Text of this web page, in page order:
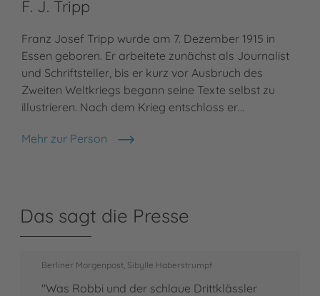
F. J. Tripp
Franz Josef Tripp wurde am 7. Dezember 1915 in
Essen geboren. Er arbeitete zunächst als Journalist
und Schriftsteller, bis er kurz vor Ausbruch des
Zweiten Weltkriegs begann seine Texte selbst zu
illustrieren. Nach dem Krieg entschloss er…
Mehr zur Person
F. J. Tripp
Das sagt die Presse
Berliner Morgenpost, Sibylle Haberstrumpf
"Was Robbi und der schlaue Drittklässler